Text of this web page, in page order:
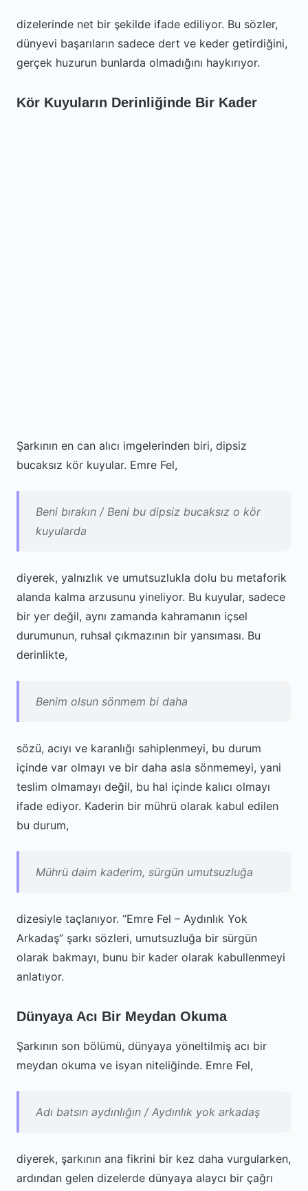
dizelerinde net bir şekilde ifade ediliyor. Bu sözler,
dünyevi başarıların sadece dert ve keder getirdiğini,
gerçek huzurun bunlarda olmadığını haykırıyor.
Kör Kuyuların Derinliğinde Bir Kader
Şarkının en can alıcı imgelerinden biri, dipsiz
bucaksız kör kuyular. Emre Fel,
Beni bırakın / Beni bu dipsiz bucaksız o kör
kuyularda
diyerek, yalnızlık ve umutsuzlukla dolu bu metaforik
alanda kalma arzusunu yineliyor. Bu kuyular, sadece
bir yer değil, aynı zamanda kahramanın içsel
durumunun, ruhsal çıkmazının bir yansıması. Bu
derinlikte,
Benim olsun sönmem bi daha
sözü, acıyı ve karanlığı sahiplenmeyi, bu durum
içinde var olmayı ve bir daha asla sönmemeyi, yani
teslim olmamayı değil, bu hal içinde kalıcı olmayı
ifade ediyor. Kaderin bir mührü olarak kabul edilen
bu durum,
Mührü daim kaderim, sürgün umutsuzluğa
dizesiyle taçlanıyor. “Emre Fel – Aydınlık Yok
Arkadaş” şarkı sözleri, umutsuzluğa bir sürgün
olarak bakmayı, bunu bir kader olarak kabullenmeyi
anlatıyor.
Dünyaya Acı Bir Meydan Okuma
Şarkının son bölümü, dünyaya yöneltilmiş acı bir
meydan okuma ve isyan niteliğinde. Emre Fel,
Adı batsın aydınlığın / Aydınlık yok arkadaş
diyerek, şarkının ana fikrini bir kez daha vurgularken,
ardından gelen dizelerde dünyaya alaycı bir çağrı